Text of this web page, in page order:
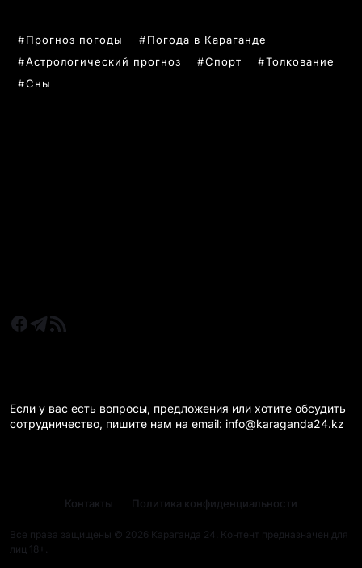
Прогноз погоды
Погода в Караганде
Астрологический прогноз
Спорт
Толкование
Сны
Если у вас есть вопросы, предложения или хотите обсудить
сотрудничество, пишите нам на email: info@karaganda24.kz
Все права защищены © 2026 Караганда 24. Контент предназначен для
лиц 18+.
Контакты Политика конфиденциальности